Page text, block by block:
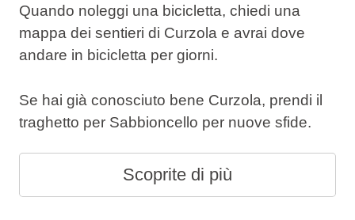
Quando noleggi una bicicletta, chiedi una
mappa dei sentieri di Curzola e avrai dove
andare in bicicletta per giorni.
Se hai già conosciuto bene Curzola, prendi il
traghetto per Sabbioncello per nuove sfide.
Scoprite di più